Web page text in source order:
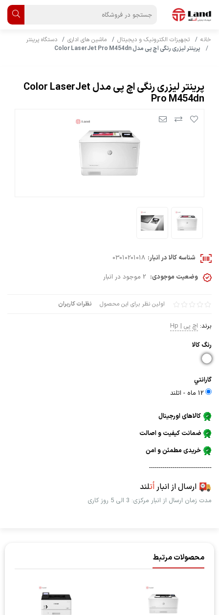
خانه تجهیزات الکترونیک و دیجیتال ماشین های اداری
دستگاه پرینتر
پرینتر لیزری رنگی اچ پی مدل Color LaserJet Pro M454dn
پرینتر لیزری رنگی اچ پی مدل Color LaserJet
Pro M454dn
اولین نظر برای این محصول نظرات کاربران
برند: اچ پی | Hp
رنگ كالا
گارانتي
12 ماه - اتلند
کالاهای اورجینال
ضمانت کیفیت و اصالت
خریدی مطمئن و امن
--------------------------------
ارسال از انباراُتلند
مدت زمان ارسال از انبار مرکزی: 3 الی 5 روز کاری
شناسه کالا در انبار: 03010201018
وضعیت موجودی: 2 موجود در انبار
محصولات مرتبط